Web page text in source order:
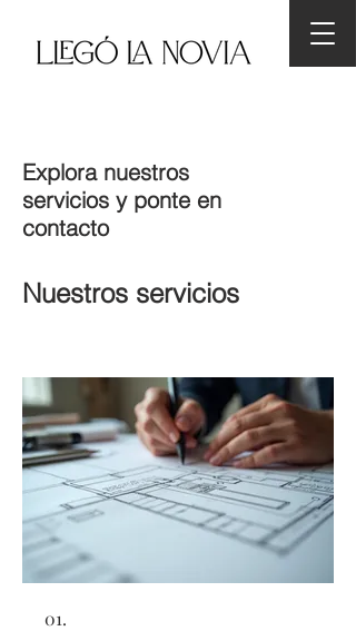
Explora nuestros
servicios y ponte en
contacto
Nuestros servicios
01.